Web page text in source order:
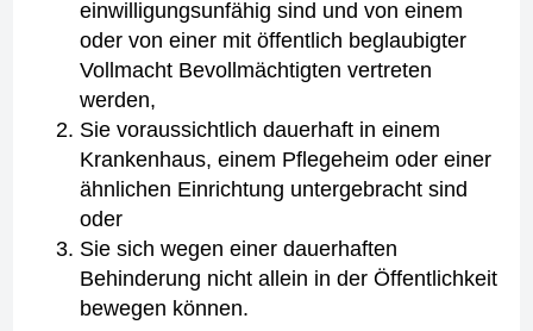
einwilligungsunfähig sind und von einem
oder von einer mit öffentlich beglaubigter
Vollmacht Bevollmächtigten vertreten
werden,
Sie voraussichtlich dauerhaft in einem
Krankenhaus, einem Pflegeheim oder einer
ähnlichen Einrichtung untergebracht sind
oder
Sie sich wegen einer dauerhaften
Behinderung nicht allein in der Öffentlichkeit
bewegen können.